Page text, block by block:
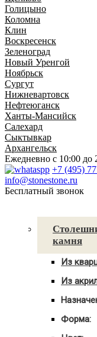
Голицыно
Коломна
Клин
Воскресенск
Зеленоград
Новый Уренгой
Ноябрьск
Сургут
Нижневартовск
Нефтеюганск
Ханты-Мансийск
Салехард
Сыктывкар
Архангельск
Ежедневно с 10:00 до
+7 (495)
info@stonestone.ru
Бесплатный звонок
камня
Из
С
Из
С
Форма: